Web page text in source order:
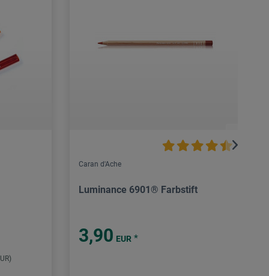
Caran d'Ache
Luminance 6901® Farbstift
3,90 EUR *